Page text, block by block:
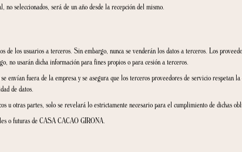
por medio de su Curriculum Vitae (CV) con la única finalidad de llevar a
de la relación con el usuario, así como la gestión de los servicios
necesidades y mejorar la experiencia en línea del cliente. Desarrollar y
o terceras empresas por motivos de auditoría, así como manejar
datos?
legales:
de información o alta en newsletters.